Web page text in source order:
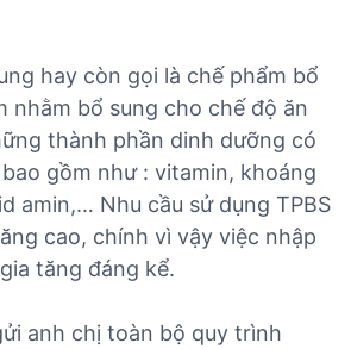
hay còn gọi là chế phẩm bổ
nhằm bổ sung cho chế độ ăn
thành phần dinh dưỡng có
gồm như : vitamin, khoáng
amin,… Nhu cầu sử dụng TPBS
cao, chính vì vậy việc nhập
tăng đáng kể.
anh chị toàn bộ quy trình